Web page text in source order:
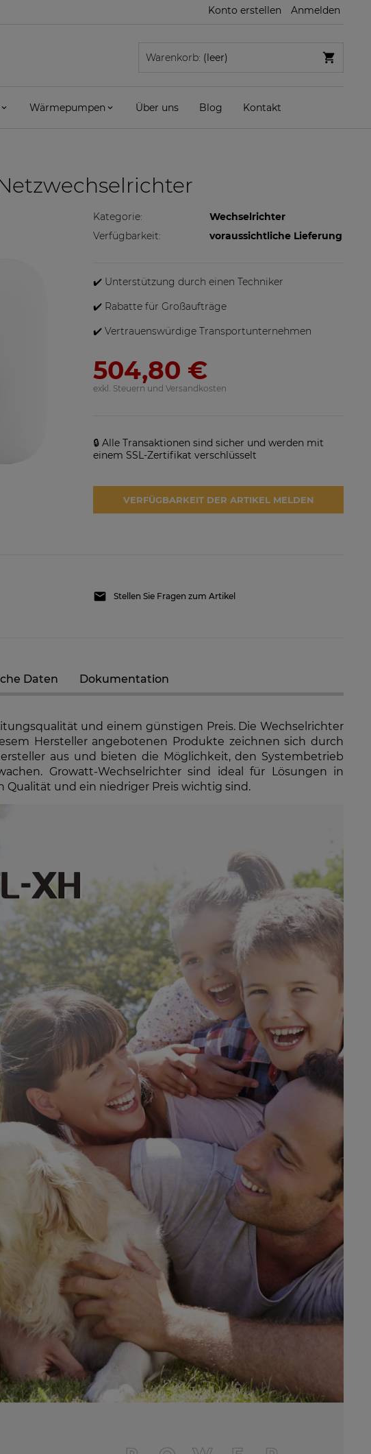
Konto erstellen Anmelden
Warenkorb: (leer)
Wärmepumpen Über uns Blog Kontakt
796,79 €
VERFÜGBARKEIT DER
ARTIKEL MELDEN
GoodWe GW10K-ET Plus+ 12,5A
Hybrid-Netzwechselrichter
1.602,97 €
VERFÜGBARKEIT DER
ARTIKEL MELDEN
Kategorie:
Wechselrichter
Verfügbarkeit:
voraussichtliche Lieferung
✔️ Unterstützung durch einen Techniker
✔️ Rabatte für Großaufträge
✔️ Vertrauenswürdige Transportunternehmen
504,80 €
exkl. Steuern und Versandkosten
🔒 Alle Transaktionen sind sicher und werden mit
einem SSL-Zertifikat verschlüsselt
VERFÜGBARKEIT DER ARTIKEL MELDEN
Stellen Sie Fragen zum Artikel
Daten Dokumentation
und einem günstigen Preis. Die Wechselrichter
Hersteller angebotenen Produkte zeichnen sich durch
aus und bieten die Möglichkeit, den Systembetrieb
Growatt-Wechselrichter sind ideal für Lösungen in
und ein niedriger Preis wichtig sind.